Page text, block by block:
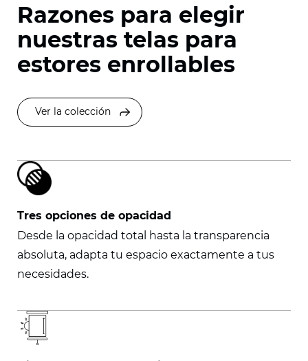
Razones para elegir
nuestras telas para
estores enrollables
Ver la colección
Tres opciones de opacidad
Desde la opacidad total hasta la transparencia
absoluta, adapta tu espacio exactamente a tus
necesidades.